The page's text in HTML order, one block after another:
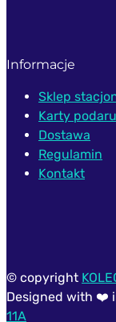
Informacje
Sklep
Karty
Dostawa
Regulamin
Kontakt
© copyright
Designed with ❤️
11A